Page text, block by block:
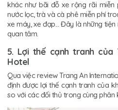
khác như bãi đỗ xe rộng rãi miễn
nước lọc, trà và cà phê miễn phí
xe máy, xe đạp... Đây là những
quan tâm.
5. Lợi thế cạnh tranh của
Hotel
Qua việc review Trang An
định được lợi thế cạnh tranh của
so với các đối thủ trong cùng phân